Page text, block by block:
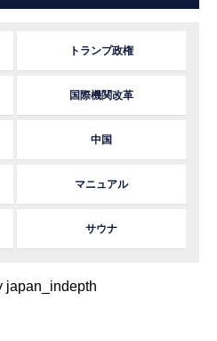
トランプ政権
国際機関改革
中国
マニュアル
サウナ
japan_indepth